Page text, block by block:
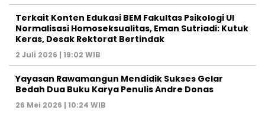
Terkait Konten Edukasi BEM Fakultas Psikologi UI
Normalisasi Homoseksualitas, Eman Sutriadi: Kutuk
Keras, Desak Rektorat Bertindak
2 Juli 2026 | 19:02 WIB
Yayasan Rawamangun Mendidik Sukses Gelar
Bedah Dua Buku Karya Penulis Andre Donas
26 Mei 2026 | 10:24 WIB